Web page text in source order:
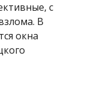
с
В
окна